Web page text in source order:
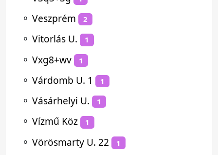
⚬ Veszprém 2
⚬ Vitorlás U. 1
⚬ Vxg8+wv 1
⚬ Várdomb U. 1 1
⚬ Vásárhelyi U. 1
⚬ Vízmű Köz 1
⚬ Vörösmarty U. 22 1